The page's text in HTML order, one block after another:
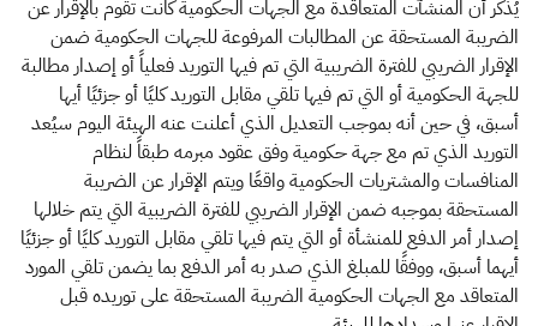
يُذكر أن المنشآت المتعاقدة مع الجهات الحكومية كانت تقوم بالإقرار عن
الضريبة المستحقة عن المطالبات المرفوعة للجهات الحكومية ضمن
الإقرار الضريبي للفترة الضريبية التي تم فيها التوريد فعلياً أو إصدار مطالبة
للجهة الحكومية أو التي تم فيها تلقي مقابل التوريد كليًا أو جزئيًا أيها
أسبق، في حين أنه بموجب التعديل الذي أعلنت عنه الهيئة اليوم سيُعد
التوريد الذي تم مع جهة حكومية وفق عقود مبرمه طبقاً لنظام
المنافسات والمشتريات الحكومية واقعًا ويتم الإقرار عن الضريبة
المستحقة بموجبه ضمن الإقرار الضريبي للفترة الضريبية التي يتم خلالها
إصدار أمر الدفع للمنشأة أو التي يتم فيها تلقي مقابل التوريد كليًا أو جزئيًا
أيهما أسبق، ووفقًا للمبلغ الذي صدر به أمر الدفع بما يضمن تلقي المورد
المتعاقد مع الجهات الحكومية الضريبة المستحقة على توريده قبل